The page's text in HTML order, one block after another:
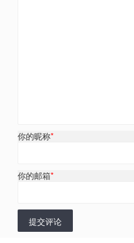
你的昵称*
你的邮箱*
提交评论